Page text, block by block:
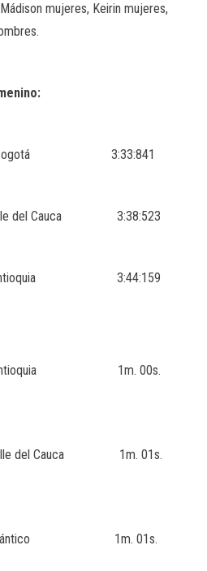
mujeres, Keirin mujeres,
3:33:841
del Cauca 3:38:523
Antioquia 3:44:159
Antioquia 1m. 00s.
del Cauca 1m. 01s.
1m. 01s.